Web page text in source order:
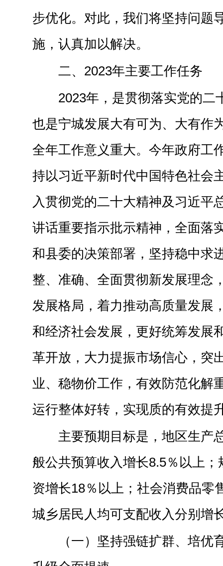
步优化。对此，我们将坚持问题
施，认真加以解决。
二、2023年主要工作任务
2023年，是贯彻落实党的二
也是宁城发展大有可为、大有作
全年工作意义重大。今年政府工
持以习近平新时代中国特色社会
入贯彻党的二十大精神及习近平
讲话重要指示批示精神，全面落
和县委的决策部署，坚持稳中求
整、准确、全面贯彻新发展理念
发展格局，着力推动高质量发展
和经济社会发展，更好统筹发展
革开放，大力提振市场信心，突
业、稳物价工作，有效防范化解
运行整体好转，实现质的有效提
主要预期目标是，地区生产
般公共预算收入增长8.5％以上
资增长18％以上；社会消费品零
城乡居民人均可支配收入分别增
（一）坚持强链扩群、培优